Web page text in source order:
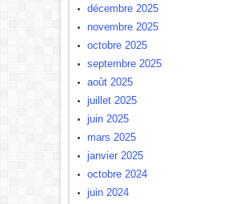
décembre 2025
novembre 2025
octobre 2025
septembre 2025
août 2025
juillet 2025
juin 2025
mars 2025
janvier 2025
octobre 2024
juin 2024